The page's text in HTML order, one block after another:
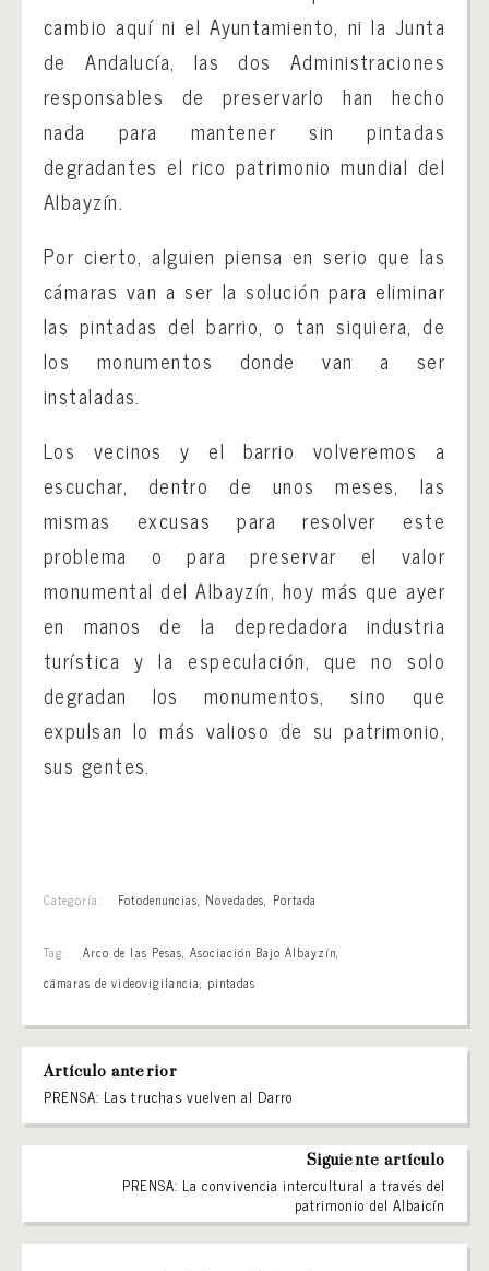
cambio aquí ni el Ayuntamiento, ni la Junta
de Andalucía, las dos Administraciones
responsables de preservarlo han hecho
nada para mantener sin pintadas
degradantes el rico patrimonio mundial del
Albayzín.
Por cierto, alguien piensa en serio que las
cámaras van a ser la solución para eliminar
las pintadas del barrio, o tan siquiera, de
los monumentos donde van a ser
instaladas.
Los vecinos y el barrio volveremos a
escuchar, dentro de unos meses, las
mismas excusas para resolver este
problema o para preservar el valor
monumental del Albayzín, hoy más que ayer
en manos de la depredadora industria
turística y la especulación, que no solo
degradan los monumentos, sino que
expulsan lo más valioso de su patrimonio,
sus gentes.
Categoría: Fotodenuncias, Novedades, Portada
Tag: Arco de las Pesas, Asociación Bajo Albayzín,
cámaras de videovigilancia, pintadas
Artículo anterior
PRENSA: Las truchas vuelven al Darro
Siguiente artículo
PRENSA: La convivencia intercultural a través del
patrimonio del Albaicín